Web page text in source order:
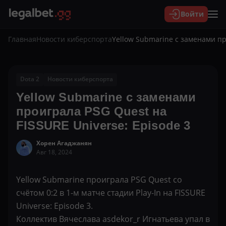
Войти
ГлавнаяНовости киберспортаYellow Submarine с заменами
Dota 2 Новости киберспорта
Yellow Submarine с заменами
проиграла PSG Quest на
FISSURE Universe: Episode 3
Хорен Агаджанян
Авг 18, 2024
Yellow Submarine проиграла PSG Quest со
счётом 0:2 в 1-м матче стадии Play-In на FISSURE
Universe: Episode 3.
Коллектив Вячеслава asdekor_r Игнатьева упал в